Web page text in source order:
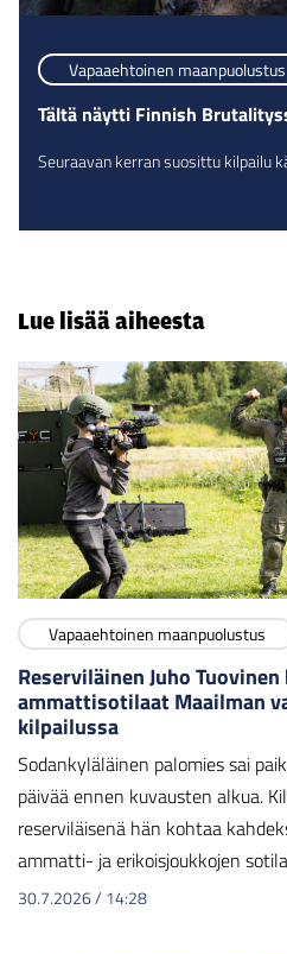
Vapaaehtoinen maanpuolustus
Tältä näytti Finnish
Seuraavan kerran suosittu kilpailu
Lue lisää aiheesta
Vapaaehtoinen maanpuolustus
Reserviläinen Juho
ammattisotilaat Maailman
kilpailussa
Sodankyläläinen palomies sai
päivää ennen kuvausten alkua.
reserviläisenä hän kohtaa
ammatti- ja erikoisjoukkojen
30.7.2026/ 14:28